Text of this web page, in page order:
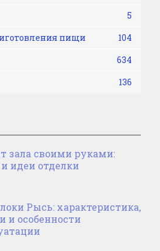
5
пищи
104
634
136
зала своими руками:
идеи отделки
Рысь: характеристика,
и особенности